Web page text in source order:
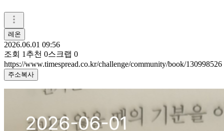
레온
2026.06.01 09:56
조회 1 추천 0스크랩 0
https://www.timespread.co.kr/challenge/community/book/130998526
주소복사